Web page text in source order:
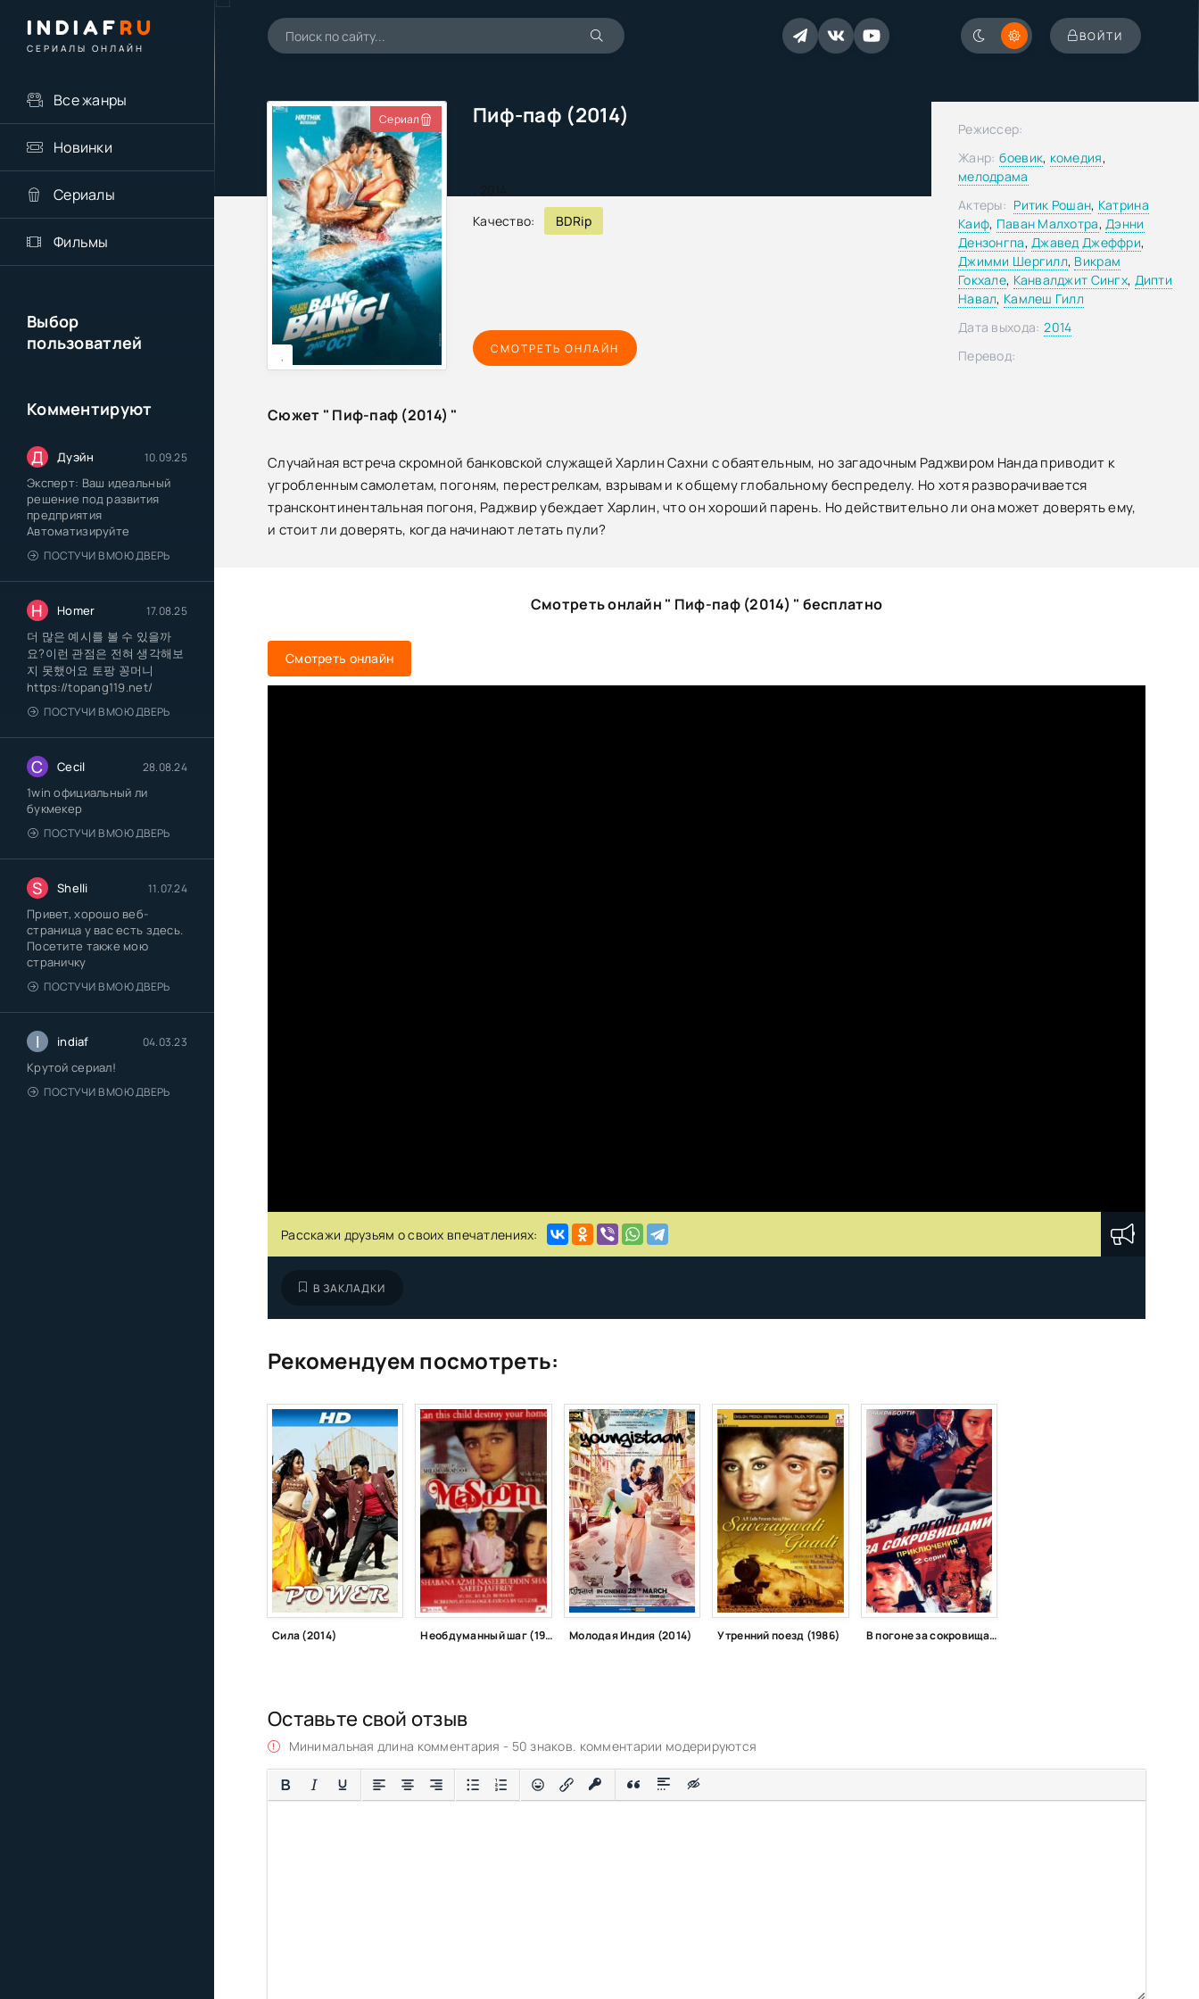
INDIAFRU
СЕРИАЛЫ ОНЛАЙН
ВОЙТИ
Все жанры
Новинки
Сериалы
Фильмы
Выбор
пользоватлей
Комментируют
Д Дуэйн 10.09.25
Эксперт: Ваш идеальный
решение под развития
предприятия
Автоматизируйте
ПОСТУЧИ В МОЮ ДВЕРЬ
H Homer 17.08.25
더 많은 예시를 볼 수 있을까
요?이런 관점은 전혀 생각해보
지 못했어요 토팡 꽁머니
https://topang119.net/
ПОСТУЧИ В МОЮ ДВЕРЬ
C Cecil 28.08.24
1win официальный ли
букмекер
ПОСТУЧИ В МОЮ ДВЕРЬ
S Shelli 11.07.24
Привет, хорошо веб-
страница у вас есть здесь.
Посетите также мою
страничку
ПОСТУЧИ В МОЮ ДВЕРЬ
I indiaf 04.03.23
Крутой сериал!
ПОСТУЧИ В МОЮ ДВЕРЬ
Пиф-паф (2014)
2014
Качество:
BDRip
Сериал
,
СМОТРЕТЬ ОНЛАЙН
Режиссер:
Жанр: боевик, комедия,
мелодрама
Актеры: Ритик Рошан, Катрина
Каиф, Паван Малхотра,Дэнни
Дензонгпа,Джавед Джеффри,
Джимми Шергилл, Викрам
Гокхале, Канвалджит Сингх, Дипти
Навал, Камлеш Гилл
Дата выхода: 2014
Перевод:
Сюжет " Пиф-паф (2014) "
Случайная встреча скромной банковской служащей Харлин Сахни с обаятельным, но загадочным Раджвиром Нанда приводит к
угробленным самолетам, погоням, перестрелкам, взрывам и к общему глобальному беспределу. Но хотя разворачивается
трансконтинентальная погоня, Раджвир убеждает Харлин, что он хороший парень. Но действительно ли она может доверять ему,
и стоит ли доверять, когда начинают летать пули?
Смотреть онлайн " Пиф-паф (2014) " бесплатно
Смотреть онлайн
Расскажи друзьям о своих впечатлениях:
В ЗАКЛАДКИ
Рекомендуем посмотреть:
Сила (2014) Необдуманный шаг (1983) Молодая Индия (2014) Утренний поезд (1986) В погоне за сокровищами (1989)
Оставьте свой отзыв
Минимальная длина комментария - 50 знаков. комментарии модерируются